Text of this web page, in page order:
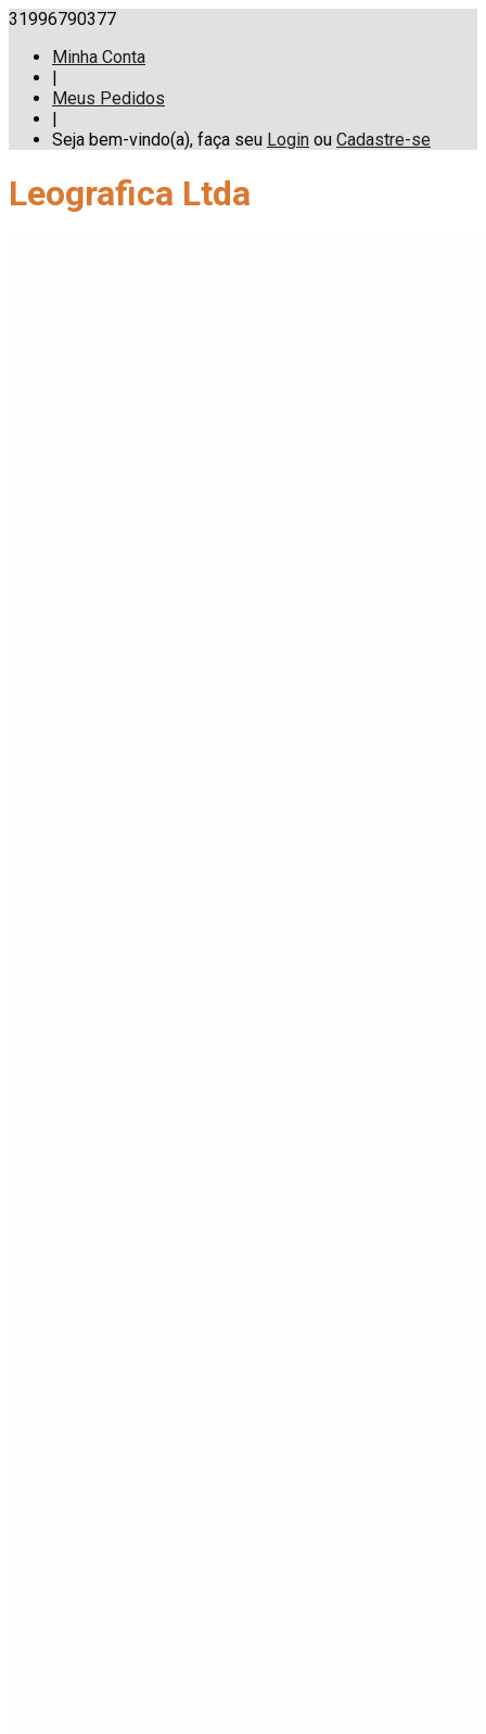
31996790377
Minha Conta
|
Meus Pedidos
|
Seja bem-vindo(a), faça seu Login ou Cadastre-se
Leografica Ltda